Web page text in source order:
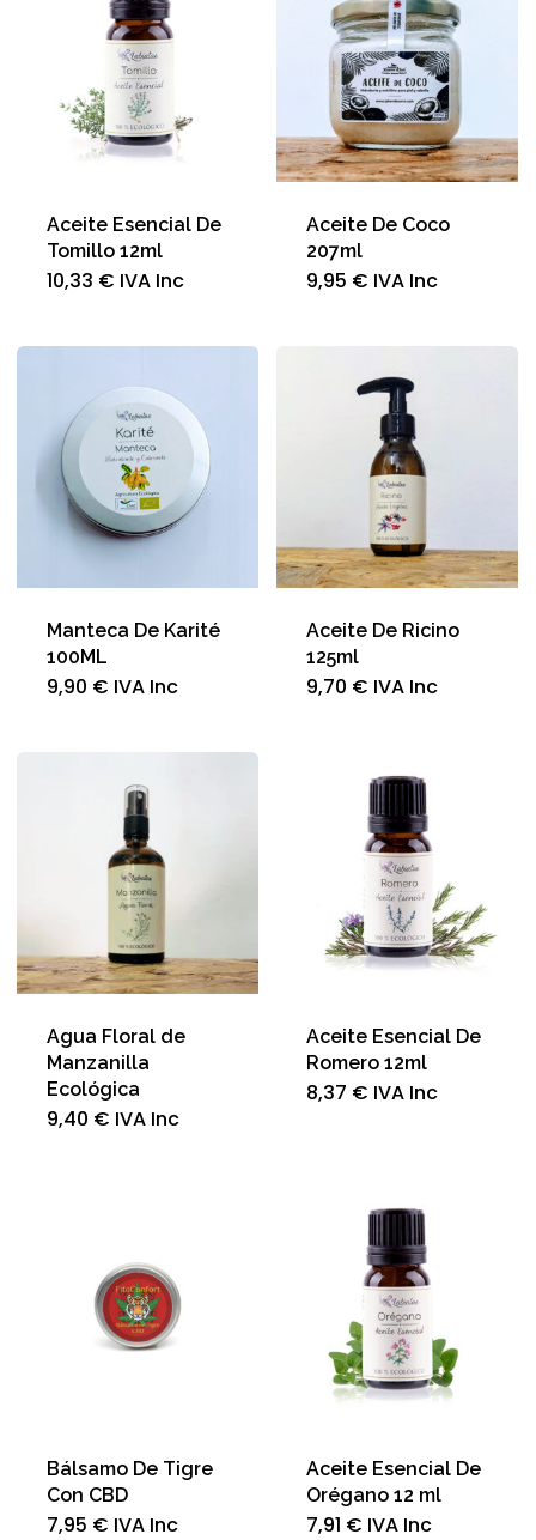
Aceite Esencial De
Tomillo 12ml
10,33 € IVA Inc
Aceite De Coco
207ml
9,95 € IVA Inc
Manteca De Karité
100ML
9,90 € IVA Inc
Aceite De Ricino
125ml
9,70 € IVA Inc
Agua Floral de
Manzanilla
Ecológica
9,40 € IVA Inc
Aceite Esencial De
Romero 12ml
8,37 € IVA Inc
Bálsamo De Tigre
Con CBD
7,95 € IVA Inc
Aceite Esencial De
Orégano 12 ml
7,91 € IVA Inc